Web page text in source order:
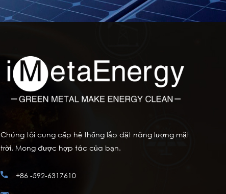
Chúng tôi cung cấp hệ thống lắp đặt năng lượng mặt
trời. Mong được hợp tác của bạn.
+86 -592-6317610